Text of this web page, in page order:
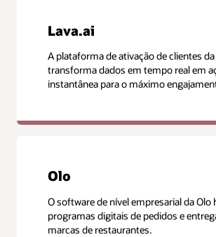
Lava.ai
A plataforma de ativação de clientes da
transforma dados em tempo real em
instantânea para o máximo
Olo
O software de nível empresarial da Olo
programas digitais de pedidos e
marcas de restaurantes.